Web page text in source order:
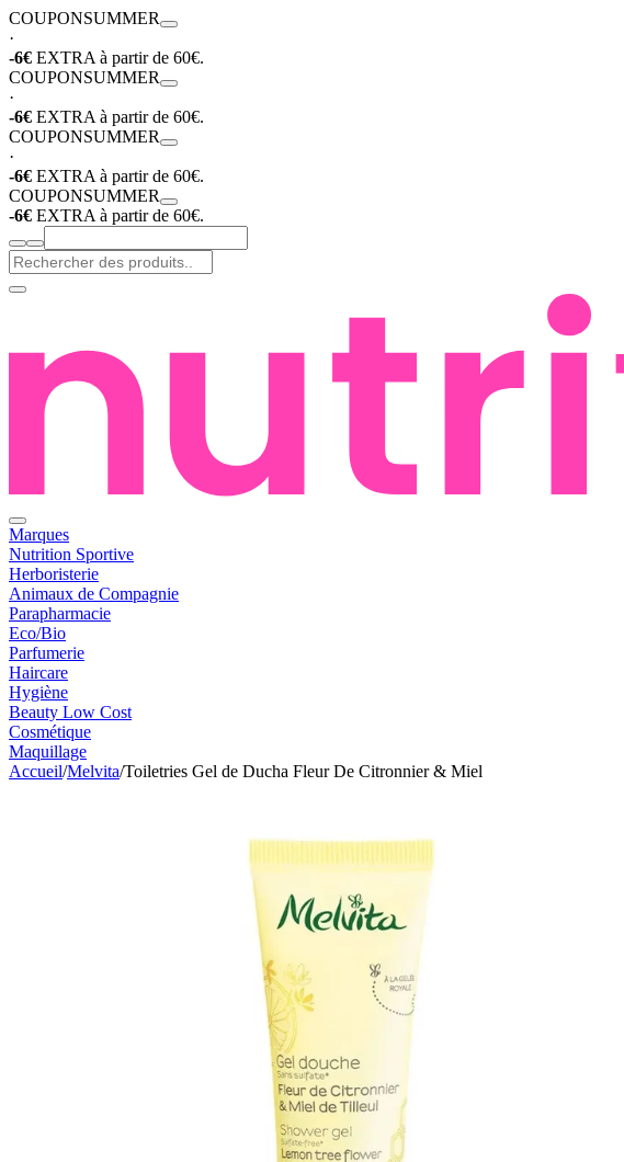
COUPONSUMMER
·
-6€ EXTRA à partir de 60€.
COUPONSUMMER
·
-6€ EXTRA à partir de 60€.
COUPONSUMMER
·
-6€ EXTRA à partir de 60€.
COUPONSUMMER
-6€ EXTRA à partir de 60€.
Marques
Nutrition Sportive
Herboristerie
Animaux de Compagnie
Parapharmacie
Eco/Bio
Parfumerie
Haircare
Hygiène
Beauty Low Cost
Cosmétique
Maquillage
Accueil/Melvita/Toiletries Gel de Ducha Fleur De Citronnier & Miel